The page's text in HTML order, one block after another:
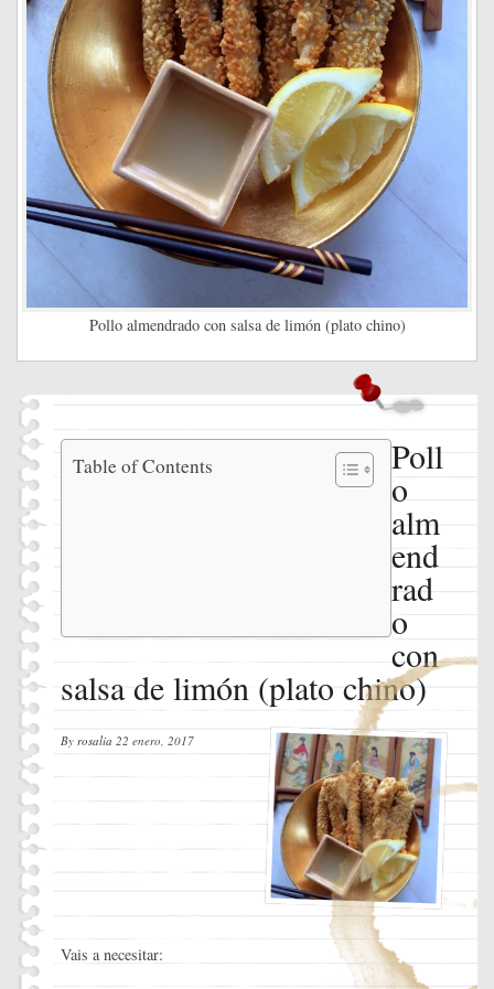
Pollo almendrado con salsa de limón (plato chino)
Table of Contents
Pollo
almendrado
con salsa
de limón
(plato
chino)
Ingredientes
Instrucciones
Poll
o
alm
end
rad
o
con
salsa de limón (plato chino)
By rosalia 22 enero, 2017
Vais a necesitar: